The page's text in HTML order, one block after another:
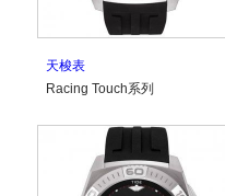
天梭表
Racing Touch系列